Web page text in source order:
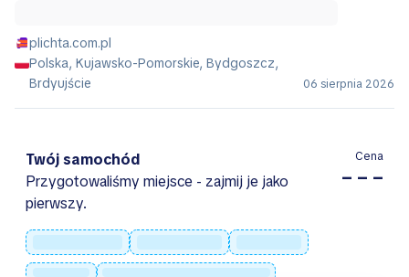
plichta.com.pl
Polska, Kujawsko-Pomorskie, Bydgoszcz,
Brdyujście
06 sierpnia 2026
Twój samochód
Przygotowaliśmy miejsce - zajmij je jako
pierwszy.
Cena
– – –